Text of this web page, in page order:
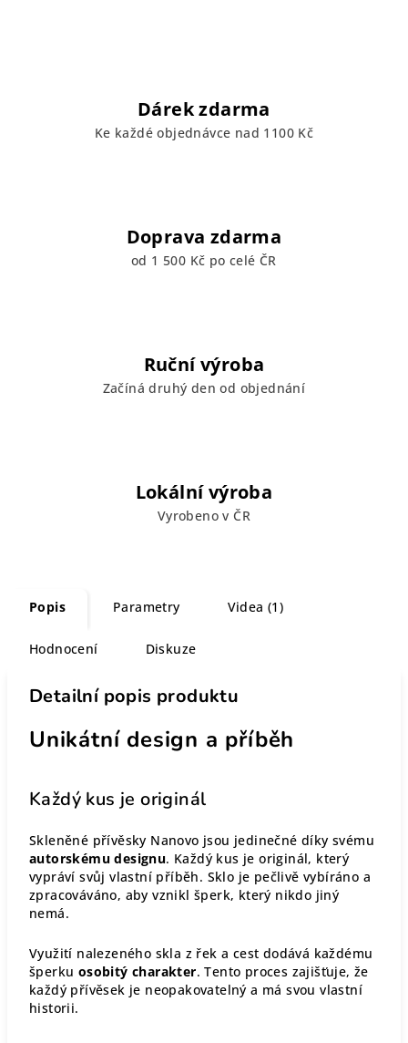
Dárek zdarma
Ke každé objednávce nad 1100 Kč
Doprava zdarma
od 1 500 Kč po celé ČR
Ruční výroba
Začíná druhý den od objednání
Lokální výroba
Vyrobeno v ČR
Popis Parametry Videa (1)
Hodnocení Diskuze
Detailní popis produktu
Unikátní design a příběh
Každý kus je originál
Skleněné přívěsky Nanovo jsou jedinečné díky svému
autorskému designu. Každý kus je originál, který
vypráví svůj vlastní příběh. Sklo je pečlivě vybíráno a
zpracováváno, aby vznikl šperk, který nikdo jiný
nemá.
Využití nalezeného skla z řek a cest dodává každému
šperku osobitý charakter. Tento proces zajišťuje, že
každý přívěsek je neopakovatelný a má svou vlastní
historii.